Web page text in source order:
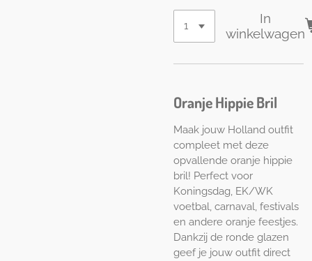
In
winkelwagen
Oranje Hippie Bril
Maak jouw Holland outfit
compleet met deze
opvallende oranje hippie
bril! Perfect voor
Koningsdag, EK/WK
voetbal, carnaval, festivals
en andere oranje feestjes.
Dankzij de ronde glazen
geef je jouw outfit direct